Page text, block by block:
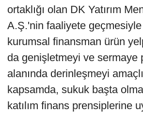
ortaklığı olan DK Yatırım
A.Ş.'nin faaliyete
kurumsal finansman ürün
da genişletmeyi ve sermaye
alanında derinleşmeyi
kapsamda, sukuk başta
katılım finans prensiplerine